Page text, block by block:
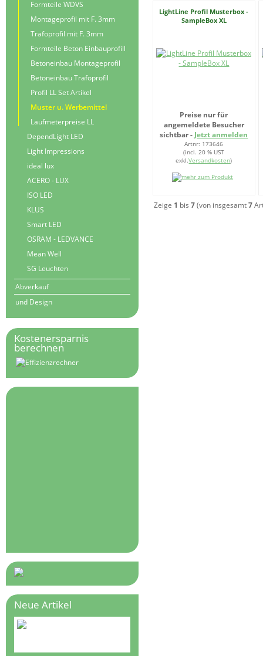
LightLine Profil Musterbox -
SampleBox XL
Preise nur für
angemeldete Besucher
sichtbar - Jetzt anmelden
Artnr: 173646
(incl. 20 % UST
exkl.Versandkosten)
Zeige 1 bis 7(von insgesamt7
Formteile WDVS
Montageprofil mit F. 3mm
Trafoprofil mit F. 3mm
Formteile Beton Einbauprofill
Betoneinbau Montageprofil
Betoneinbau Trafoprofil
Profil LL Set Artikel
Muster u. Werbemittel
Laufmeterpreise LL
DependLight LED
Light Impressions
ideal lux
ACERO - LUX
ISO LED
KLUS
Smart LED
OSRAM - LEDVANCE
Mean Well
SG Leuchten
Abverkauf
und Design
Kostenersparnis
berechnen
Neue Artikel